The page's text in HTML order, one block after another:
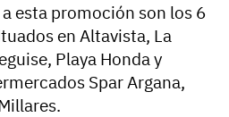
esta promoción son los 6
en Altavista, La
Playa Honda y
Spar Argana,